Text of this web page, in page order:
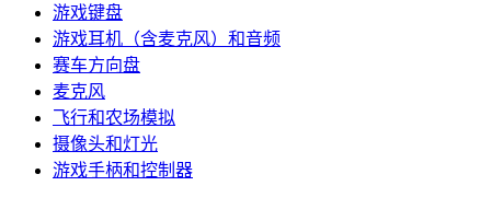
游戏键盘
游戏耳机（含麦克风）和音频
赛车方向盘
麦克风
飞行和农场模拟
摄像头和灯光
游戏手柄和控制器